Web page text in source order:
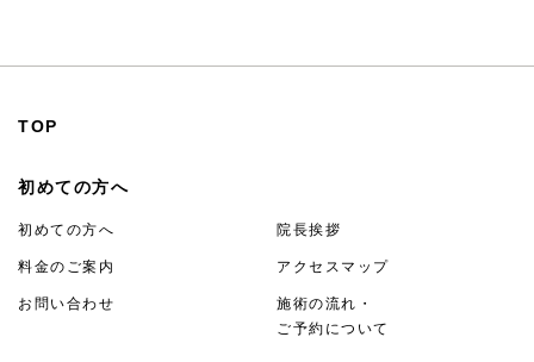
TOP
初めての方へ
初めての方へ 院長挨拶
料金のご案内 アクセスマップ
お問い合わせ
施術の流れ・
ご予約について